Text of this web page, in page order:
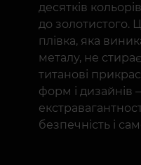
десятків
до золотистого.
плівка, яка
металу, не
титанові
форм і дизайнів
безпечність і